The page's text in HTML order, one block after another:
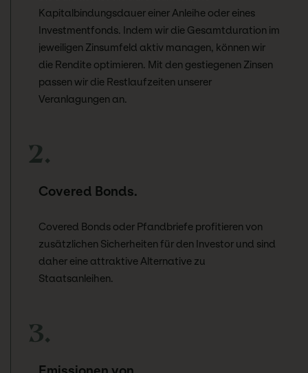
Kapitalbindungsdauer einer Anleihe oder eines
Investmentfonds. Indem wir die Gesamtduration im
jeweiligen Zinsumfeld aktiv managen, können wir
die Rendite optimieren. Mit den gestiegenen Zinsen
passen wir die Restlaufzeiten unserer
Veranlagungen an.
2.
Covered Bonds.
Covered Bonds oder Pfandbriefe profitieren von
zusätzlichen Sicherheiten für den Investor und sind
daher eine attraktive Alternative zu
Staatsanleihen.
3.